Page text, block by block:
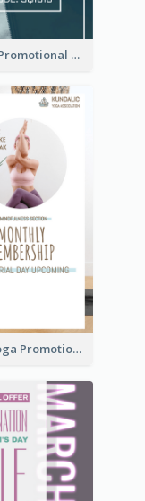
Watch Promotional Display Instagram Story Design
Free Yoga Promotional Day Instagram Story Design